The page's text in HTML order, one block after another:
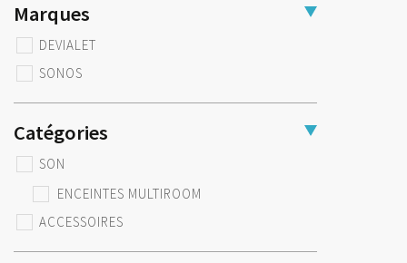
Marques
DEVIALET
SONOS
Catégories
SON
ENCEINTES MULTIROOM
ACCESSOIRES